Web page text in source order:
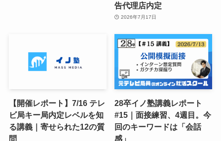
告代理店内定
2026年7月17日
【開催レポート】7/16 テレ
ビ局キー局内定レベルを知
る講義｜寄せられた12の質
問
28卒イノ塾講義レポート
#15｜面接練習、4週目。今
回のキーワードは「会話
感」